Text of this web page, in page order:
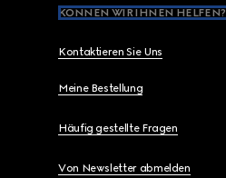
KÖNNEN WIR IHNEN HELFEN?
Kontaktieren Sie Uns
Meine Bestellung
Häufig gestellte Fragen
Von Newsletter abmelden